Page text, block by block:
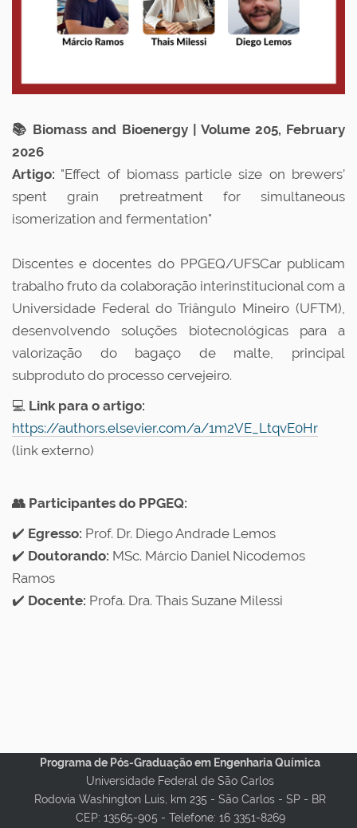
📚 Biomass and Bioenergy | Volume 205, February
2026
Artigo: "Effect of biomass particle size on brewers’
spent grain pretreatment for simultaneous
isomerization and fermentation"
Discentes e docentes do PPGEQ/UFSCar publicam
trabalho fruto da colaboração interinstitucional com a
Universidade Federal do Triângulo Mineiro (UFTM),
desenvolvendo soluções biotecnológicas para a
valorização do bagaço de malte, principal
subproduto do processo cervejeiro.
💻 Link para o artigo:
https://authors.elsevier.com/a/1m2VE_LtqvE0Hr
(link externo)
👥 Participantes do PPGEQ:
✔️ Egresso: Prof. Dr. Diego Andrade Lemos
✔️ Doutorando: MSc. Márcio Daniel Nicodemos
Ramos
✔️ Docente: Profa. Dra. Thais Suzane Milessi
Programa de Pós-Graduação em Engenharia Química
Universidade Federal de São Carlos
Rodovia Washington Luis, km 235 - São Carlos - SP - BR
CEP: 13565-905 - Telefone: 16 3351-8269